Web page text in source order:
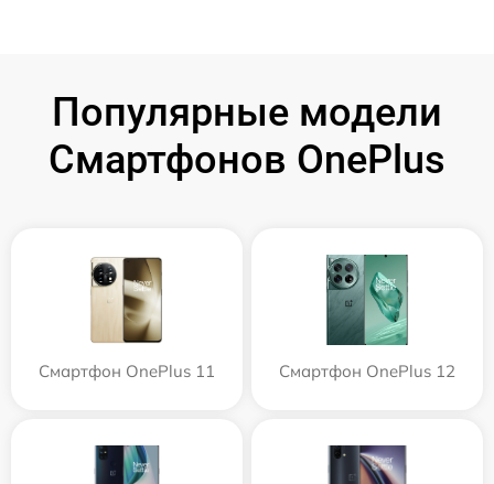
Популярные модели
Смартфонов OnePlus
Смартфон OnePlus 11 Смартфон OnePlus 12